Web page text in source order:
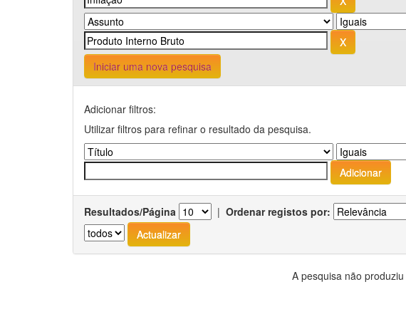
Iniciar uma nova pesquisa
Adicionar filtros:
Utilizar filtros para refinar o resultado da pesquisa.
Resultados/Página | Ordenar registos por:
A pesquisa não